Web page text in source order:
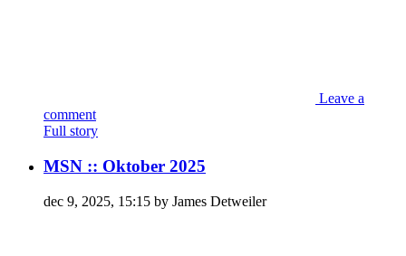
Leave a
comment
Full story
MSN :: Oktober 2025
dec 9, 2025, 15:15 by James Detweiler